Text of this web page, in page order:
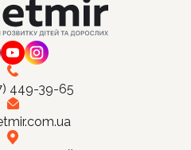
449-39-65